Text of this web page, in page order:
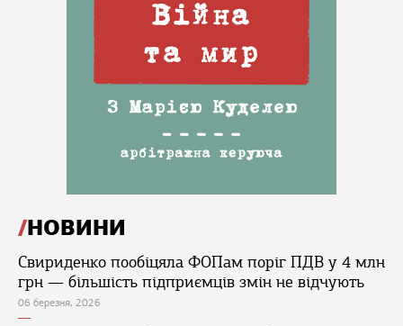
НОВИНИ
Свириденко пообіцяла ФОПам поріг ПДВ у 4 млн
грн — більшість підприємців змін не відчують
06 березня, 2026